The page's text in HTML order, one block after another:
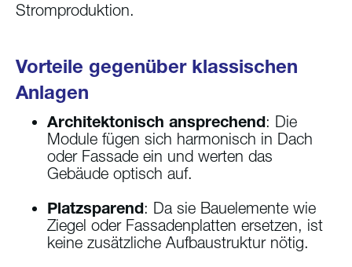
Stromproduktion.
Vorteile gegenüber klassischen
Anlagen
Architektonisch ansprechend: Die
Module fügen sich harmonisch in Dach
oder Fassade ein und werten das
Gebäude optisch auf.
Platzsparend: Da sie Bauelemente wie
Ziegel oder Fassadenplatten ersetzen, ist
keine zusätzliche Aufbaustruktur nötig.